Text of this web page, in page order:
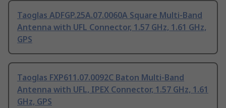
Taoglas ADFGP.25A.07.0060A Square Multi-Band
Antenna with UFL Connector, 1.57 GHz, 1.61 GHz,
GPS
Taoglas FXP611.07.0092C Baton Multi-Band
Antenna with UFL, IPEX Connector, 1.57 GHz, 1.61
GHz, GPS